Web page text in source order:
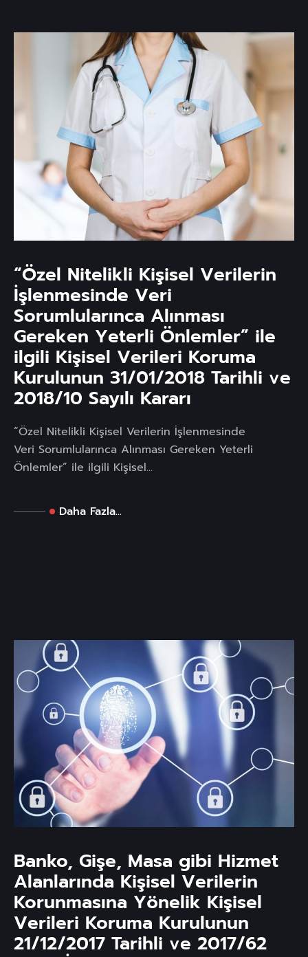
“Özel Nitelikli Kişisel Verilerin
İşlenmesinde Veri
Sorumlularınca Alınması
Gereken Yeterli Önlemler” ile
ilgili Kişisel Verileri Koruma
Kurulunun 31/01/2018 Tarihli ve
2018/10 Sayılı Kararı
“Özel Nitelikli Kişisel Verilerin İşlenmesinde
Veri Sorumlularınca Alınması Gereken Yeterli
Önlemler” ile ilgili Kişisel...
Daha Fazla...
Banko, Gişe, Masa gibi Hizmet
Alanlarında Kişisel Verilerin
Korunmasına Yönelik Kişisel
Verileri Koruma Kurulunun
21/12/2017 Tarihli ve 2017/62